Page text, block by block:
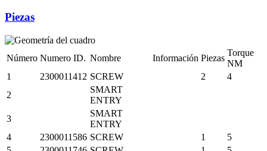
Piezas
Número Numero ID. Nombre Información Piezas
Torque
NM
1
2300011412 SCREW 2
4
2
SMART
ENTRY
3
SMART
ENTRY
4
2300011586 SCREW 1
5